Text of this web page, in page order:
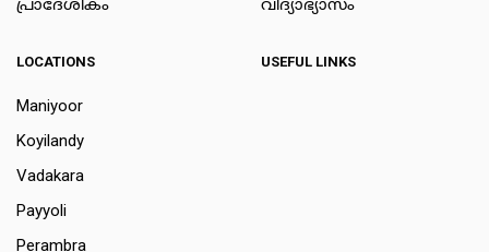
പ്രാദേശികം
വിദ്യാഭ്യാസം
LOCATIONS
Maniyoor
Koyilandy
Vadakara
Payyoli
Perambra
USEFUL LINKS